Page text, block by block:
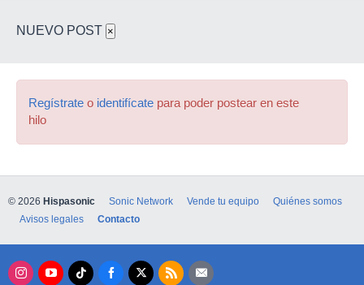
NUEVO POST ×
Regístrate o identifícate para poder postear en este
hilo
© 2026 Hispasonic Sonic Network Vende tu equipo
Quiénes somos
Avisos legales
Contacto